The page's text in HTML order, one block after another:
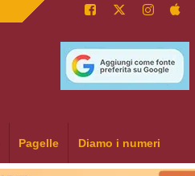
Pagelle Diamo i numeri